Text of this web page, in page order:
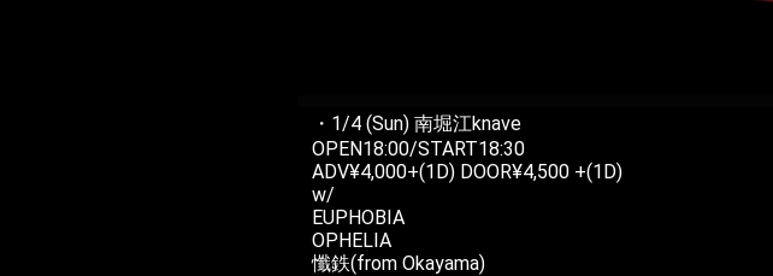
・1/4 (Sun) 南堀江knave
OPEN18:00/START18:30
ADV¥4,000+(1D) DOOR¥4,500 +(1D)
w/
EUPHOBIA
OPHELIA
懺鉄(from Okayama)